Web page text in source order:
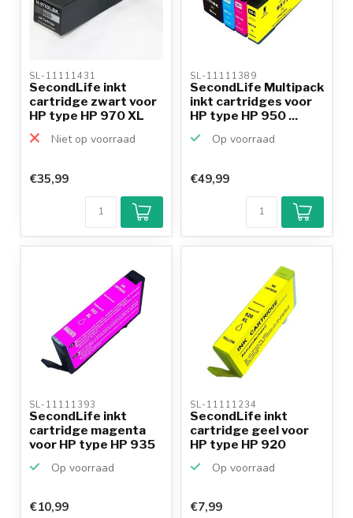
SL-11111431
SecondLife inkt
cartridge zwart voor
HP type HP 970 XL
Niet op voorraad
€35,99
SL-11111389
SecondLife Multipack
inkt cartridges voor
HP type HP 950 ...
Op voorraad
€49,99
SL-11111393
SecondLife inkt
cartridge magenta
voor HP type HP 935
Op voorraad
€10,99
SL-11111234
SecondLife inkt
cartridge geel voor
HP type HP 920
Op voorraad
€7,99